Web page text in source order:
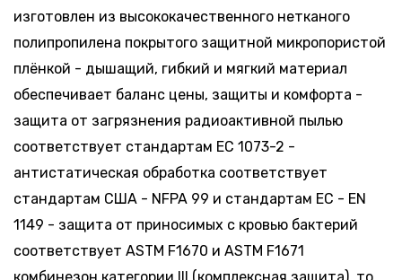
изготовлен из высококачественного нетканого
полипропилена покрытого защитной микропористой
плёнкой - дышащий, гибкий и мягкий материал
обеспечивает баланс цены, защиты и комфорта -
защита от загрязнения радиоактивной пылью
соответствует стандартам ЕС 1073-2 -
антистатическая обработка соответствует
стандартам США - NFPA 99 и стандартам ЕС - EN
1149 - защита от приносимых с кровью бактерий
соответствует ASTM F1670 и ASTM F1671
комбинезон категории III (комплексная защита), то